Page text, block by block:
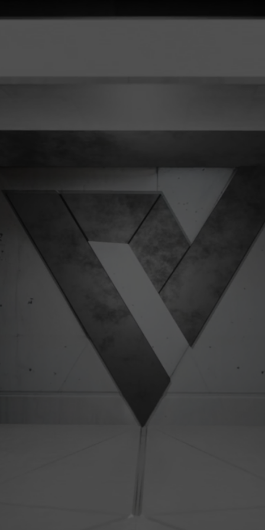
Exploring The Portikus Modular
Agent system
READ
Mint the OG NFT